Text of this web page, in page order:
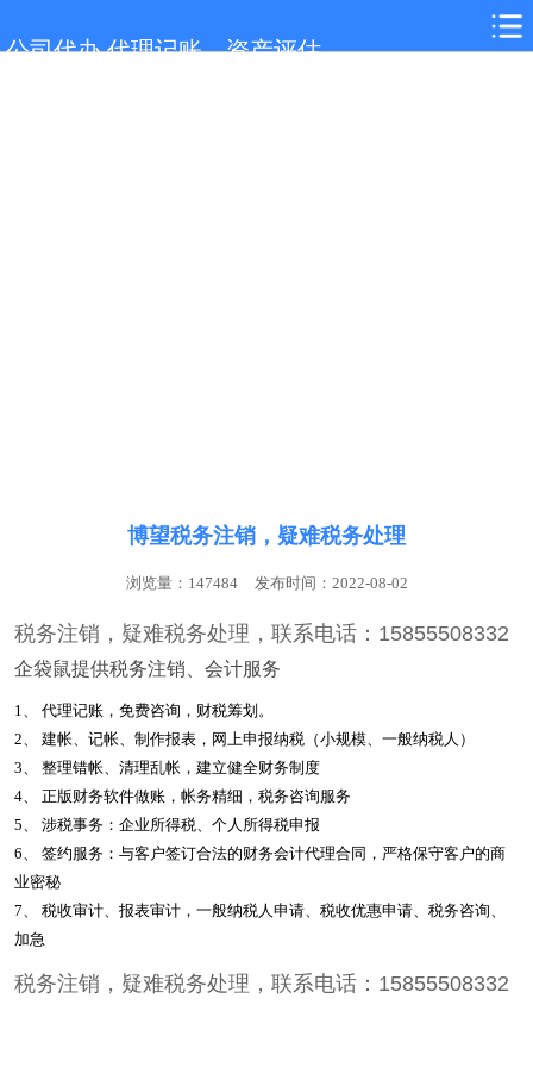
公司代办,代理记账，资产评估
网站首页
博望税务注销，疑难税务处理
浏览量：147484 发布时间：2022-08-02
税务注销，疑难税务处理，联系电话：15855508332
企袋鼠提供税务注销、会计服务
1、 代理记账，免费咨询，财税筹划。
2、 建帐、记帐、制作报表，网上申报纳税（小规模、一般纳税人）
3、 整理错帐、清理乱帐，建立健全财务制度
4、 正版财务软件做账，帐务精细，税务咨询服务
5、 涉税事务：企业所得税、个人所得税申报
6、 签约服务：与客户签订合法的财务会计代理合同，严格保守客户的商
业密秘
7、 税收审计、报表审计，一般纳税人申请、税收优惠申请、税务咨询、
加急
税务注销，疑难税务处理，联系电话：15855508332